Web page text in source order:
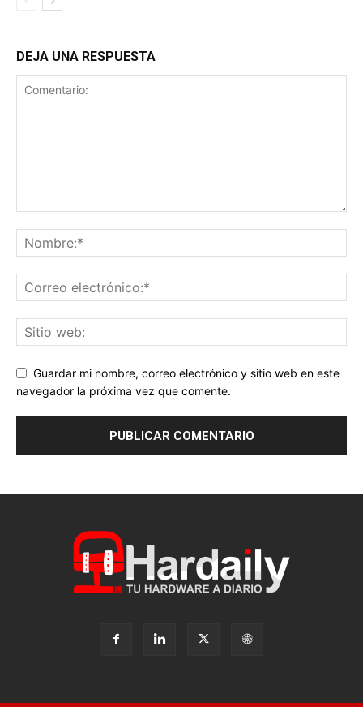
DEJA UNA RESPUESTA
Guardar mi nombre, correo electrónico y sitio web en este
navegador la próxima vez que comente.